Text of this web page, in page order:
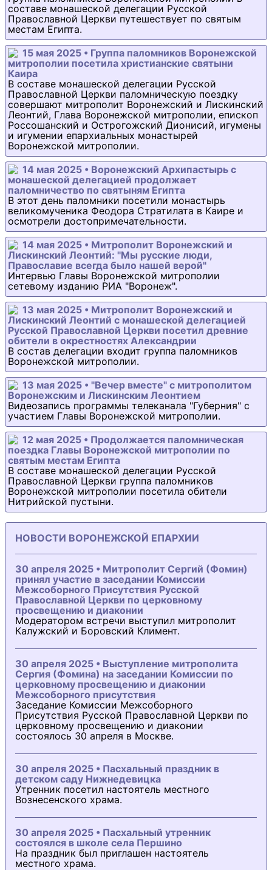
составе монашеской делегации Русской
Православной Церкви путешествует по святым
местам Египта.
15 мая 2025 • Группа паломников Воронежской
митрополии посетила христианские святыни
Каира
В составе монашеской делегации Русской
Православной Церкви паломническую поездку
совершают митрополит Воронежский и Лискинский
Леонтий, Глава Воронежской митрополии, епископ
Россошанский и Острогожский Дионисий, игумены
и игумении епархиальных монастырей
Воронежской митрополии.
14 мая 2025 • Воронежский Архипастырь с
монашеской делегацией продолжает
паломничество по святыням Египта
В этот день паломники посетили монастырь
великомученика Феодора Стратилата в Каире и
осмотрели достопримечательности.
14 мая 2025 • Митрополит Воронежский и
Лискинский Леонтий: "Мы русские люди,
Православие всегда было нашей верой"
Интервью Главы Воронежской митрополии
сетевому изданию РИА "Воронеж".
13 мая 2025 • Митрополит Воронежский и
Лискинский Леонтий с монашеской делегацией
Русской Православной Церкви посетил древние
обители в окрестностях Александрии
В состав делегации входит группа паломников
Воронежской митрополии.
13 мая 2025 • "Вечер вместе" с митрополитом
Воронежским и Лискинским Леонтием
Видеозапись программы телеканала "Губерния" с
участием Главы Воронежской митрополии.
12 мая 2025 • Продолжается паломническая
поездка Главы Воронежской митрополии по
святым местам Египта
В составе монашеской делегации Русской
Православной Церкви группа паломников
Воронежской митрополии посетила обители
Нитрийской пустыни.
НОВОСТИ ВОРОНЕЖСКОЙ ЕПАРХИИ
30 апреля 2025 • Митрополит Сергий (Фомин)
принял участие в заседании Комиссии
Межсоборного Присутствия Русской
Православной Церкви по церковному
просвещению и диаконии
Модератором встречи выступил митрополит
Калужский и Боровский Климент.
30 апреля 2025 • Выступление митрополита
Сергия (Фомина) на заседании Комиссии по
церковному просвещению и диаконии
Межсоборного присутствия
Заседание Комиссии Межсоборного
Присутствия Русской Православной Церкви по
церковному просвещению и диаконии
состоялось 30 апреля в Москве.
30 апреля 2025 • Пасхальный праздник в
детском саду Нижнедевицка
Утренник посетил настоятель местного
Вознесенского храма.
30 апреля 2025 • Пасхальный утренник
состоялся в школе села Першино
На праздник был приглашен настоятель
местного храма.